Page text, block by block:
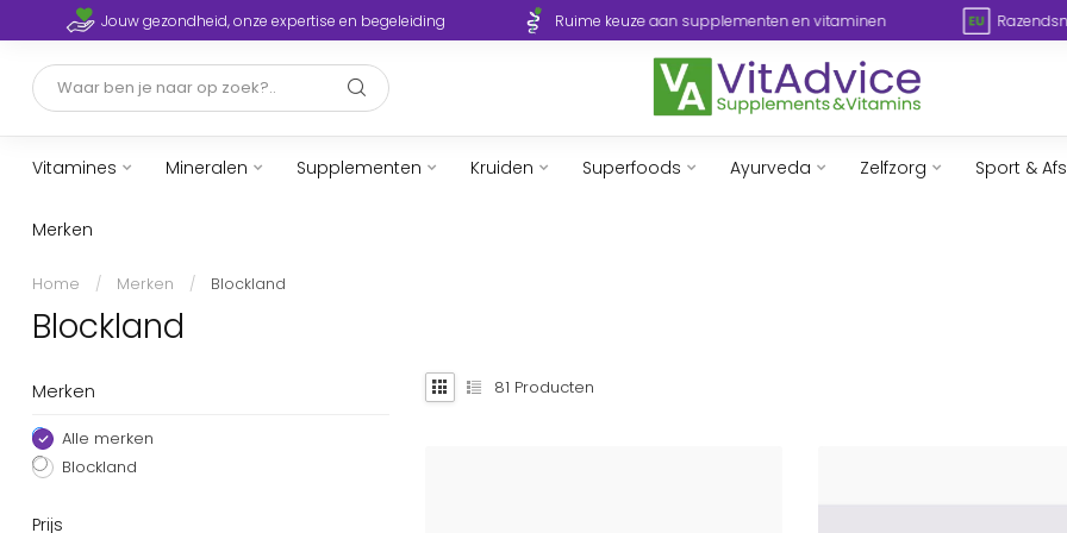
Jouw gezondheid, onze expertise en begeleiding Ruime keuze aan supplementen en vitaminen
Vitamines Mineralen Supplementen Kruiden Superfoods Ayurveda Zelfzorg Sport &
Merken
Home / Merken / Blockland
Blockland
Merken
Alle merken
Blockland
Prijs
81 Producten